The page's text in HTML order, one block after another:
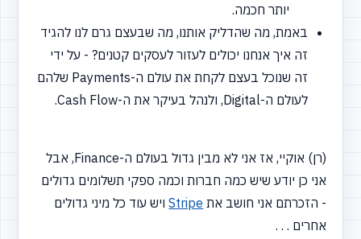
יותר חכמה.
באמת, מה שהדליק אותנו, מה שבעצם גרם לנו להגיד
זה איך אנחנו יכולים לעזור לעסקים קטנים? - על ידי
זה שנוכל בעצם לקחת את עולם ה-Payments שלהם
לעולם ה-Digital, ולנהל בעיקר את ה-Cash Flow.
(רן) אוקיי, אז אני לא מבין גדול בעולם ה-Finance, אבל
אני כן יודע שיש כמה חברות וכמה ספקי תשלומים גדולים
- הזכרתם אני חושב את Stripeויש עוד כל מיני גדולים
אחרים . . .